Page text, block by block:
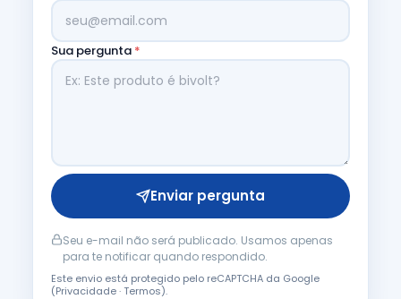
Sua pergunta *
Enviar pergunta
Seu e-mail não será publicado. Usamos apenas
para te notificar quando respondido.
Este envio está protegido pelo reCAPTCHA da Google
(Privacidade·Termos).